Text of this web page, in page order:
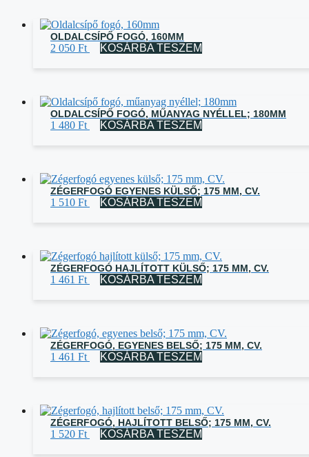
OLDALCSÍPŐ FOGÓ, 160MM
2 050 Ft KOSÁRBA TESZEM
OLDALCSÍPŐ FOGÓ, MŰANYAG NYÉLLEL; 180MM
1 480 Ft KOSÁRBA TESZEM
ZÉGERFOGÓ EGYENES KÜLSŐ; 175 MM, CV.
1 510 Ft KOSÁRBA TESZEM
ZÉGERFOGÓ HAJLÍTOTT KÜLSŐ; 175 MM, CV.
1 461 Ft KOSÁRBA TESZEM
ZÉGERFOGÓ, EGYENES BELSŐ; 175 MM, CV.
1 461 Ft KOSÁRBA TESZEM
ZÉGERFOGÓ, HAJLÍTOTT BELSŐ; 175 MM, CV.
1 520 Ft KOSÁRBA TESZEM